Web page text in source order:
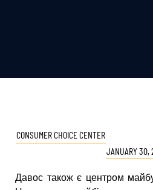
CONSUMER CHOICE CENTER
JANUARY 30,
Давос також є центром